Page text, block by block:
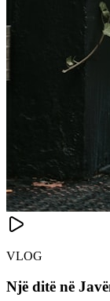
VLOG
Një ditë në